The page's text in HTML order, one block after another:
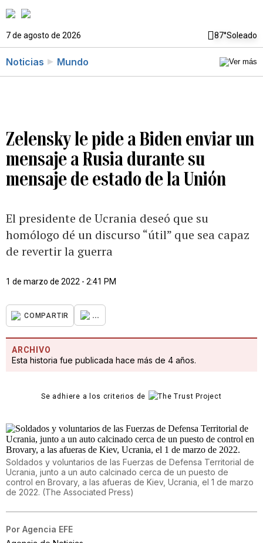
7 de agosto de 2026 87°Soleado
Noticias Mundo
Zelensky le pide a Biden enviar un
mensaje a Rusia durante su
mensaje de estado de la Unión
El presidente de Ucrania deseó que su
homólogo dé un discurso “útil” que sea capaz
de revertir la guerra
1 de marzo de 2022 - 2:41 PM
COMPARTIR ...
ARCHIVO
Esta historia fue publicada hace más de 4 años.
Se adhiere a los criterios de
Soldados y voluntarios de las Fuerzas de Defensa Territorial de
Ucrania, junto a un auto calcinado cerca de un puesto de
control en Brovary, a las afueras de Kiev, Ucrania, el 1 de marzo
de 2022. (The Associated Press)
Por Agencia EFE